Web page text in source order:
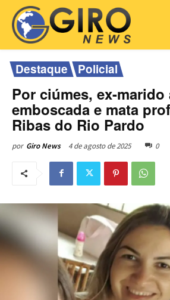
Destaque Policial
Por ciúmes, ex-marido
emboscada e mata
Ribas do Rio Pardo
por Giro News 4 de agosto de 2025 0